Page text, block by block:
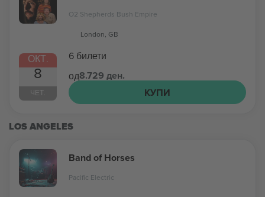
ОКТ.
8
ЧЕТ.
O2 Shepherds Bush Empire
London, GB
6 билети
од8.729 ден.
КУПИ
LOS ANGELES
Band of Horses
Pacific Electric